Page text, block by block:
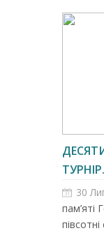
30
пам’яті
півсотні